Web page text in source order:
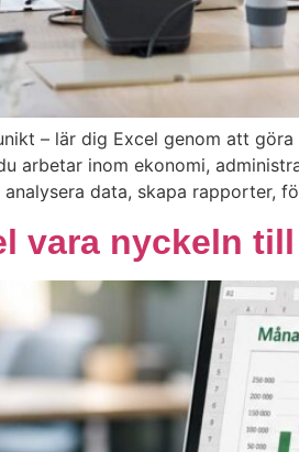
– lär dig Excel genom att
arbetar inom ekonomi,
data, skapa rapporter,
vara nyckeln